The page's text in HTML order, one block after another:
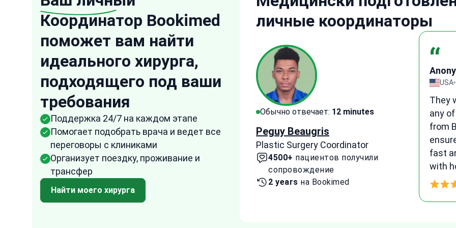
Координатор Bookimed
поможет вам найти
идеального хирурга,
подходящего под ваши
требования
Поддержка 24/7 на каждом этапе
Помогает подобрать врача и ведет все
переговоры с клиниками
Организует поездку, проживание и
трансфер
Найти моего хирурга
личные координаторы
“
Anonymous
USA 16 Oct, 2025 Проверенный отзыв
They were very speedy in their response to
any of my questions and the representative
from Bookimed followed up frequently to
ensure that all the arrangements were done
fast and effectively. I am quite impressed
with how easy it was to arrange everything
through them. It took the uncertainty and
difficulty out of the process.
Обычно отвечает: 15 minutes
Tetyana Hyrych
Senior Plastic Surgery Coordinator
10300+пациентов получили
сопровождение
4 years на Bookimed
“
UK
I
and